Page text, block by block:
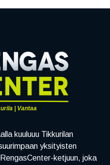
| Vantaa
kuuluuu Tikkurilan
yksityisten
ketjuun, joka